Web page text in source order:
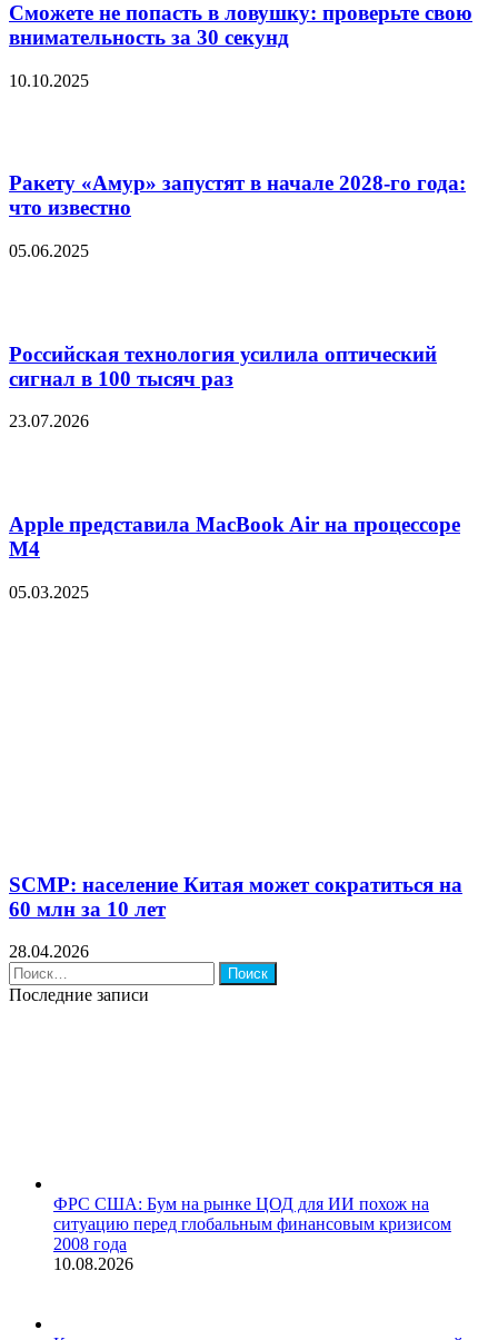
Сможете не попасть в ловушку: проверьте свою
внимательность за 30 секунд
10.10.2025
Ракету «Амур» запустят в начале 2028-го года:
что известно
05.06.2025
Российская технология усилила оптический
сигнал в 100 тысяч раз
23.07.2026
Apple представила MacBook Air на процессоре
M4
05.03.2025
SCMP: население Китая может сократиться на
60 млн за 10 лет
28.04.2026
Найти:
Последние записи
ФРС США: Бум на рынке ЦОД для ИИ похож на
ситуацию перед глобальным финансовым кризисом
2008 года
10.08.2026